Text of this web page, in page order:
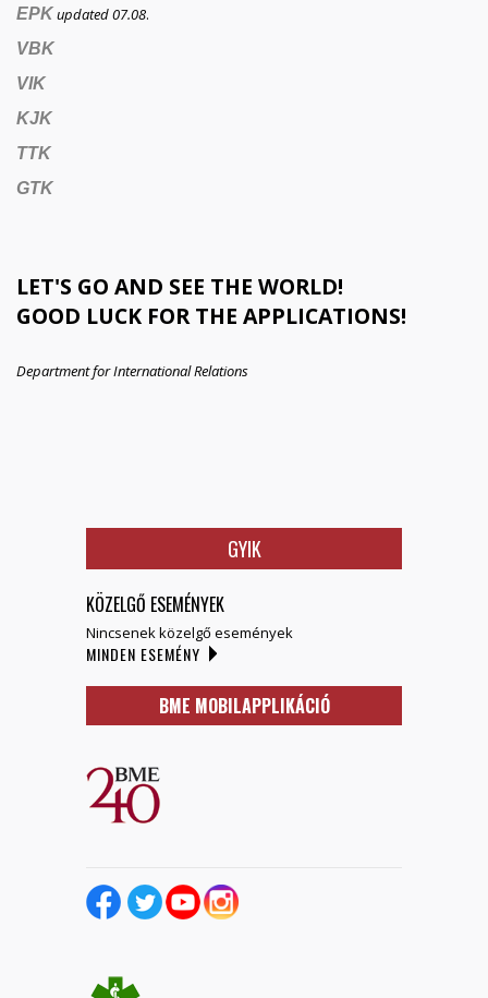
EPKupdated 07.08.
VBK
VIK
KJK
TTK
GTK
LET'S GO AND SEE THE WORLD!
GOOD LUCK FOR THE APPLICATIONS!
Department for International Relations
GYIK
KÖZELGŐ ESEMÉNYEK
Nincsenek közelgő események
MINDEN ESEMÉNY
BME MOBILAPPLIKÁCIÓ